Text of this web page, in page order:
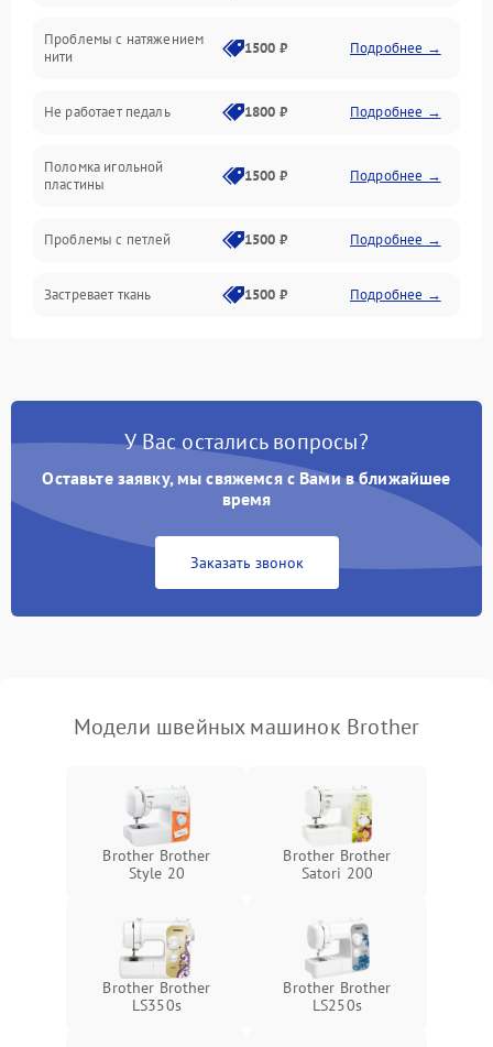
Подача ткани
Игловодитель и механизмы
Проблемы с натяжением
нити
1500 ₽ Подробнее →
Не работает педаль 1800 ₽ Подробнее →
Поломка игольной
пластины
1500 ₽ Подробнее →
Проблемы с петлей 1500 ₽ Подробнее →
Застревает ткань 1500 ₽ Подробнее →
Не работают кнопки
У Вас остались вопросы?
Оставьте заявку, мы свяжемся с Вами в ближайшее
время
Заказать звонок
Модели швейных машинок Brother
Brother Brother
Style 20
Brother Brother
Satori 200
Brother Brother
LS350s
Brother Brother
LS250s